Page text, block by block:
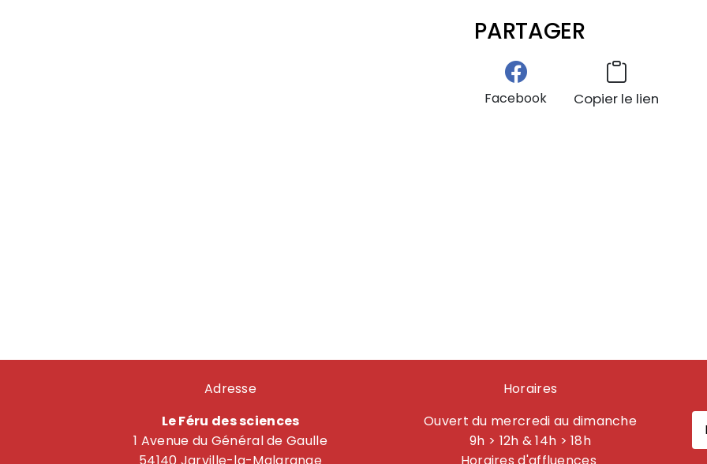
PARTAGER
Facebook Copier le lien
Adresse
Le Féru des sciences
1 Avenue du Général de Gaulle
54140 Jarville-la-Malgrange
Horaires
Ouvert du mercredi au dimanche
9h > 12h & 14h > 18h
Horaires d'affluences